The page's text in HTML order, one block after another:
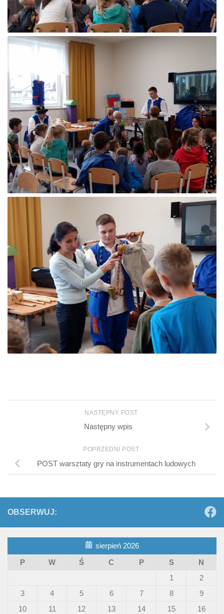
NASTĘPNY POST
Następny wpis
POPRZEDNI POST
POST warsztaty gry na instrumentach ludowych
OBSERWUJ:
sierpień 2026
P
W Ś C P S
N
1
2
3
4 5 6 7 8
9
10
11 12 13 14 15
16